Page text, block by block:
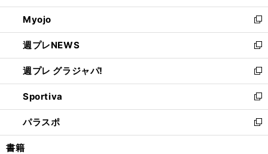
開
く
ウ
で
開
く
ン
ド
ウ
で
開
く
ウ
ィ
ン
ド
ウ
で
開
く
Myojo
新
し
い
ウ
ィ
ン
ド
ウ
で
開
週プレNEWS
新
し
い
ウ
ィ
ン
ド
ウ
週プレ グラジャパ!
新
し
い
ウ
ィ
ン
Sportiva
新
し
い
ウ
パラスポ
新
し
書籍